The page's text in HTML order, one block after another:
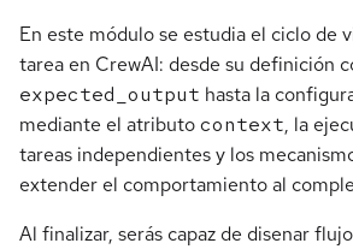
En este módulo se estudia el ciclo de
tarea en CrewAI: desde su definición
expected_output hasta la
mediante el atributocontext, la
tareas independientes y los
extender el comportamiento al
Al finalizar, serás capaz de disenar